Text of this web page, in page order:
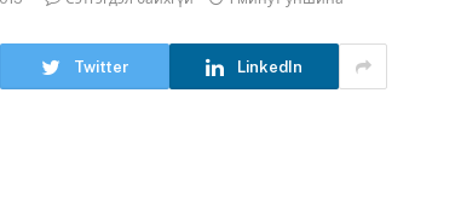
Twitter LinkedIn